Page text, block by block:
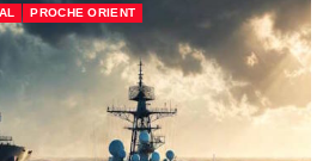
PROCHE ORIENT